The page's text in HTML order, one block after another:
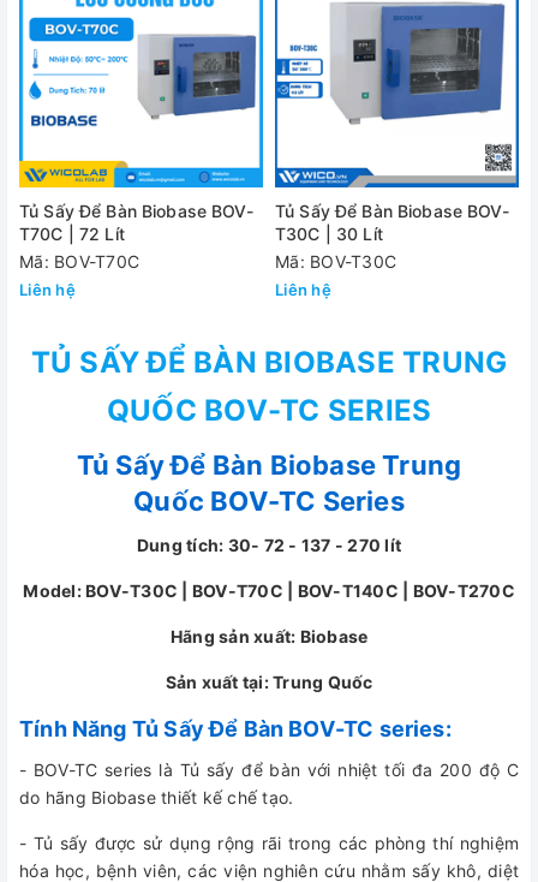
Tủ Sấy Để Bàn Biobase BOV-
T70C | 72 Lít
Mã: BOV-T70C
Liên hệ
Tủ Sấy Để Bàn Biobase BOV-
T30C | 30 Lít
Mã: BOV-T30C
Liên hệ
TỦ SẤY ĐỂ BÀN BIOBASE TRUNG
QUỐC BOV-TC SERIES
Tủ Sấy Để Bàn Biobase Trung
Quốc BOV-TC Series
Dung tích: 30- 72 - 137 - 270 lít
Model: BOV-T30C | BOV-T70C | BOV-T140C | BOV-T270C
Hãng sản xuất: Biobase
Sản xuất tại: Trung Quốc
Tính Năng Tủ Sấy Để Bàn BOV-TC series:
- BOV-TC series là Tủ sấy để bàn với nhiệt tối đa 200 độ C
do hãng Biobase thiết kế chế tạo.
- Tủ sấy được sử dụng rộng rãi trong các phòng thí nghiệm
hóa học, bệnh viên, các viện nghiên cứu nhằm sấy khô, diệt